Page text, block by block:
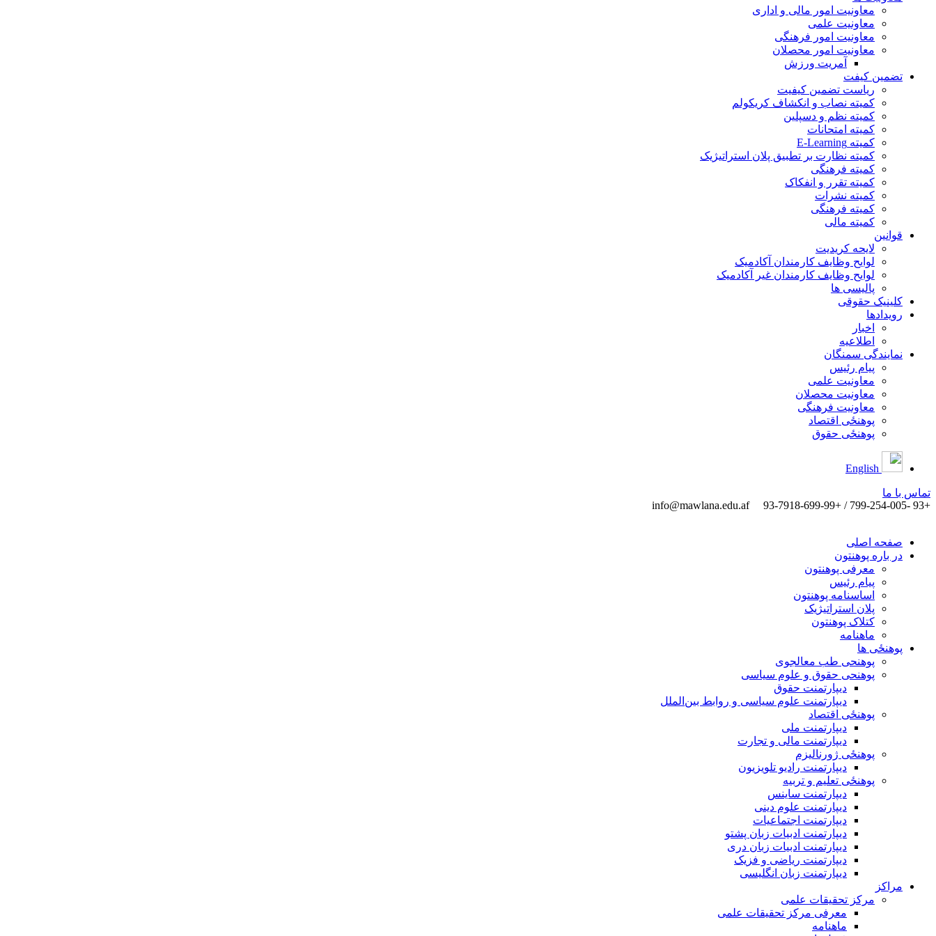
معاونیت امور مالی و اداری
معاونیت علمی
معاونیت امور فرهنگی
معاونیت امور محصلان
آمریت ورزش
تضمین کیفت
ریاست تضمین کیفیت
کمیته نصاب و انکشاف کریکولم
کمیته نظم و دسپلین
کمیته امتحانات
کمیته E-Learning
کمیته نظارت بر تطبیق پلان استراتیژیک
کمیته فرهنگی
کمیته تقرر و انفکاک
کمیته نشرات
کمیته فرهنگی
کمیته مالی
قوانین
لایحه کریدیت
لوایح وظایف کارمندان آکادمیک
لوایح وظایف کارمندان غیر آکادمیک
پالیسی ها
کلینیک حقوقی
رویدادها
اخبار
اطلاعیه
نمایندگی سمنگان
پیام رئیس
معاونیت علمی
معاونیت محصلان
معاونیت فرهنگی
پوهنځی اقتصاد
پوهنځی حقوق
تماس ‌با ‌ما
+93 -799-254-005 / +93-7918-699-99
info@mawlana.edu.af
صفحه اصلی
در باره پوهنتون
معرفی پوهنتون
پیام رئیس
اساسنامه پوهنتون
پلان استراتیژیک
کتلاک پوهنتون
ماهنامه
پوهنځی ها
پوهنحی طب معالجوی
پوهنحی حقوق و علوم سیاسی
دیپارتمنت حقوق
دیپارتمنت علوم سیاسی و روابط بین‌الملل
پوهنځی اقتصاد
دیپارتمنت ملی
دیپارتمنت مالی و تجارت
پوهنځی ژورنالیزم
دیپارتمنت رادیو تلویزیون
پوهنځی تعلیم و تربیه
دیپارتمنت ساینس
دیپارتمنت علوم دینی
دیپارتمنت اجتماعیات
دیپارتمنت ادبیات زبان پشتو
دیپارتمنت ادبیات زبان دری
دیپارتمنت ریاضی و فزیک
دیپارتمنت زبان انگلیسی
مراکز
مرکز تحقیقات علمی
معرفی مرکز تحقیقات علمی
ماهنامه